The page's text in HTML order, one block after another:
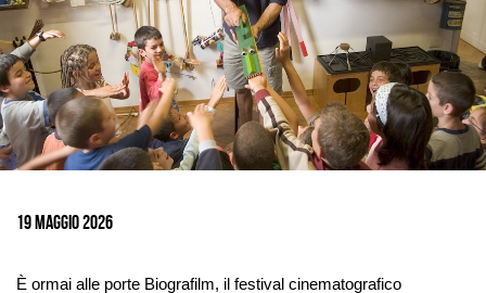
19 maggio 2026
È ormai alle porte Biografilm, il festival cinematografico